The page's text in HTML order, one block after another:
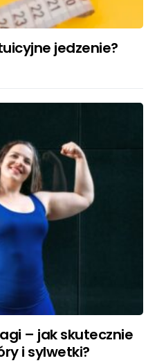
jedzenie?
– jak skutecznie
i sylwetki?